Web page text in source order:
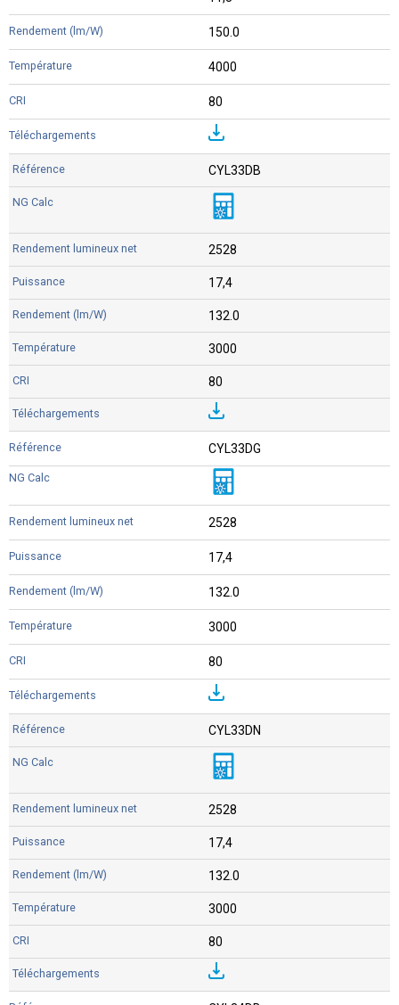
150.0
4000
80
CYL33DB
2528
17,4
132.0
3000
80
CYL33DG
2528
17,4
132.0
3000
80
CYL33DN
2528
17,4
132.0
3000
80